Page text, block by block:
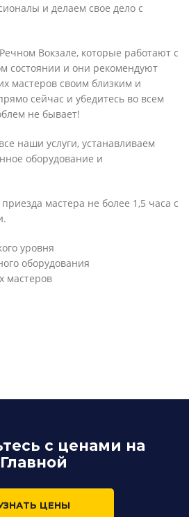
и делаем свое дело с
Вокзале, которые работают с
состоянии и они рекомендуют
мастеров своим близким и
сейчас и убедитесь во всем
не бывает!
наши услуги, устанавливаем
оборудование и
мастера не более 1,5 часа с
уровня
оборудования
мастеров
с ценами на
Главной
ЦЕНЫ